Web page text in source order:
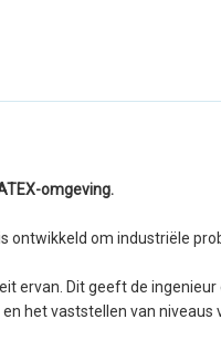
omgeving.
ontwikkeld om industriële
ervan. Dit geeft de
het vaststellen van niveaus